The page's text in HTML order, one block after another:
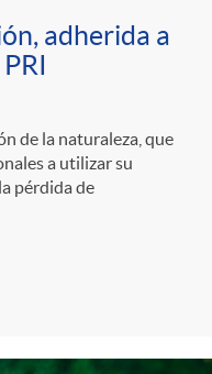
adherida a
de la naturaleza, que
a utilizar su
pérdida de